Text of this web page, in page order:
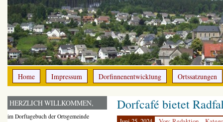
Home Impressum Dorfinnenentwicklung Ortssatzungen
Dorfcafé bietet
HERZLICH WILLKOMMEN,
im Dorftagebuch der Ortsgemeinde